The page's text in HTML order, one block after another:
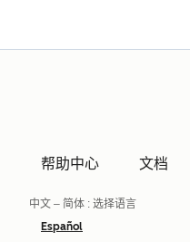
帮助中心 文档
中文 – 简体 : 选择语言
Español